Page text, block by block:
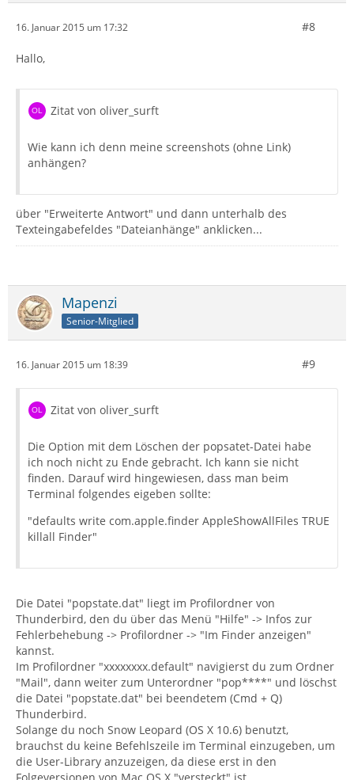
16. Januar 2015 um 17:32 #8
Hallo,
Zitat von oliver_surft
Wie kann ich denn meine screenshots (ohne Link)
anhängen?
über "Erweiterte Antwort" und dann unterhalb des
Texteingabefeldes "Dateianhänge" anklicken...
Mapenzi
Senior-Mitglied
16. Januar 2015 um 18:39 #9
Zitat von oliver_surft
Die Option mit dem Löschen der popsatet-Datei habe
ich noch nicht zu Ende gebracht. Ich kann sie nicht
finden. Darauf wird hingewiesen, dass man beim
Terminal folgendes eigeben sollte:
"defaults write com.apple.finder AppleShowAllFiles TRUE
killall Finder"
Die Datei "popstate.dat" liegt im Profilordner von
Thunderbird, den du über das Menü "Hilfe" -> Infos zur
Fehlerbehebung -> Profilordner -> "Im Finder anzeigen"
kannst.
Im Profilordner "xxxxxxxx.default" navigierst du zum Ordner
"Mail", dann weiter zum Unterordner "pop****" und löschst
die Datei "popstate.dat" bei beendetem (Cmd + Q)
Thunderbird.
Solange du noch Snow Leopard (OS X 10.6) benutzt,
brauchst du keine Befehlszeile im Terminal einzugeben, um
die User-Library anzuzeigen, da diese erst in den